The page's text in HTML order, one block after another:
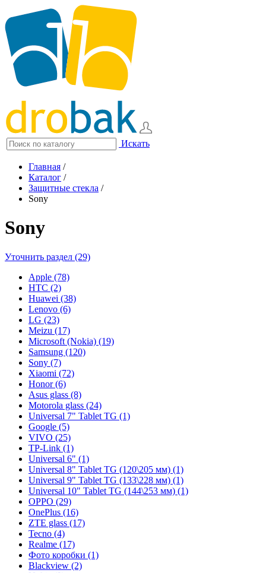
Искать
Главная /
Каталог /
Защитные стекла /
Sony
Sony
Уточнить раздел (29)
Apple (78)
HTC (2)
Huawei (38)
Lenovo (6)
LG (23)
Meizu (17)
Microsoft (Nokia) (19)
Samsung (120)
Sony (7)
Xiaomi (72)
Honor (6)
Asus glass (8)
Motorola glass (24)
Universal 7" Tablet TG (1)
Google (5)
VIVO (25)
TP-Link (1)
Universal 6" (1)
Universal 8" Tablet TG (120\205 мм) (1)
Universal 9" Tablet TG (133\228 мм) (1)
Universal 10" Tablet TG (144\253 мм) (1)
OPPO (29)
OnePlus (16)
ZTE glass (17)
Tecno (4)
Realme (17)
Фото коробки (1)
Blackview (2)